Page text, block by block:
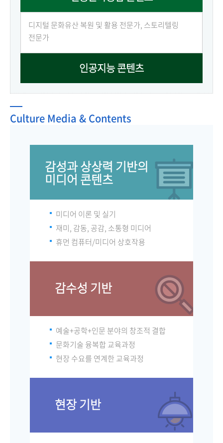
디지털 문화유산 복원 및 활용 전문가, 스토리텔링
전문가
인공지능 콘텐츠
Culture Media & Contents
감성과 상상력 기반의
미디어 콘텐츠
미디어 이론 및 실기
재미, 감동, 공감, 소통형 미디어
휴먼 컴퓨터/미디어 상호작용
감수성 기반
예술+공학+인문 분야의 창조적 결합
문화기술 융복합 교육과정
현장 수요를 연계한 교육과정
현장 기반